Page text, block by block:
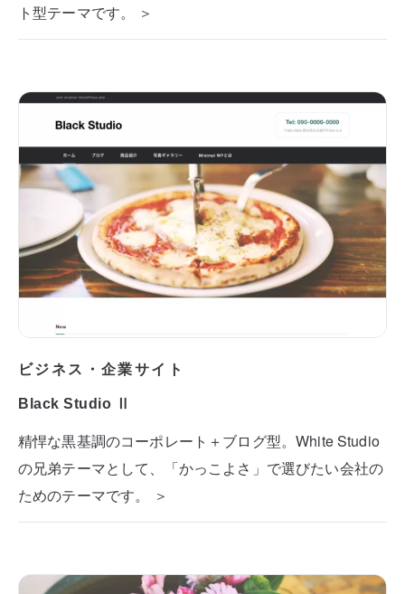
ト型テーマです。 ＞
ビジネス・企業サイト
Black Studio Ⅱ
精悍な黒基調のコーポレート＋ブログ型。White Studio
の兄弟テーマとして、「かっこよさ」で選びたい会社の
ためのテーマです。 ＞